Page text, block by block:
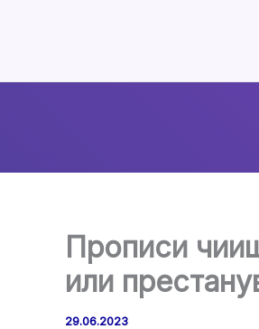
Прописи
или
29.06.2023